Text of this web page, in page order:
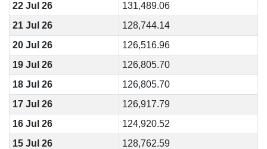
22 Jul 26
131,489.06
21 Jul 26
128,744.14
20 Jul 26
126,516.96
19 Jul 26
126,805.70
18 Jul 26
126,805.70
17 Jul 26
126,917.79
16 Jul 26
124,920.52
15 Jul 26
128,762.59